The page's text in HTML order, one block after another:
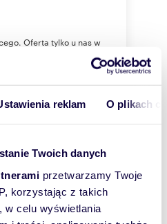
reklam O plikach
Twoich danych
przetwarzamy Twoje
korzystając z takich
w celu wyświetlania
Oferta tylko u nas w